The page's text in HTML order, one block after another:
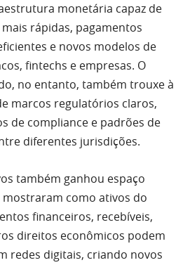
monetária capaz de
rápidas, pagamentos
e novos modelos de
fintechs e empresas. O
no entanto, também trouxe à
marcos regulatórios claros,
de compliance e padrões de
diferentes jurisdições.
também ganhou espaço
mostraram como ativos do
financeiros, recebíveis,
direitos econômicos podem
redes digitais, criando novos